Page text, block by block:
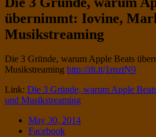
Twitter
on
Instagram
übernimmt: Iovine,
Musikstreaming
Standard
Die 3 Gründe, warum Apple Beats
Musikstreaming http://ift.tt/1rnztN9
Link: Die 3 Gründe, warum Apple
und Musikstreaming
Date
May 30, 2014
Tags
Facebook